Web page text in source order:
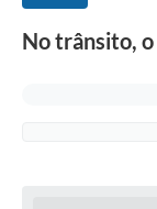
No trânsito,